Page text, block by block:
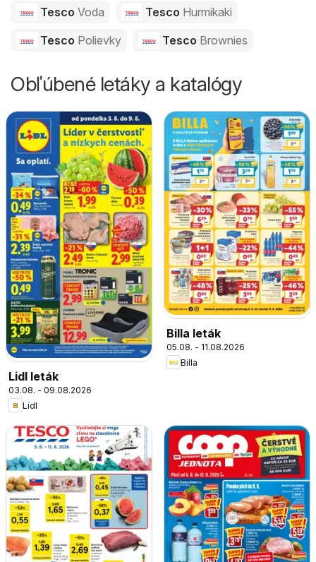
Tesco Voda Tesco Hurmikaki
Tesco Polievky Tesco Brownies
Obľúbené letáky a katalógy
Lidl leták
03.08. - 09.08.2026
Lidl
Billa leták
05.08. - 11.08.2026
Billa